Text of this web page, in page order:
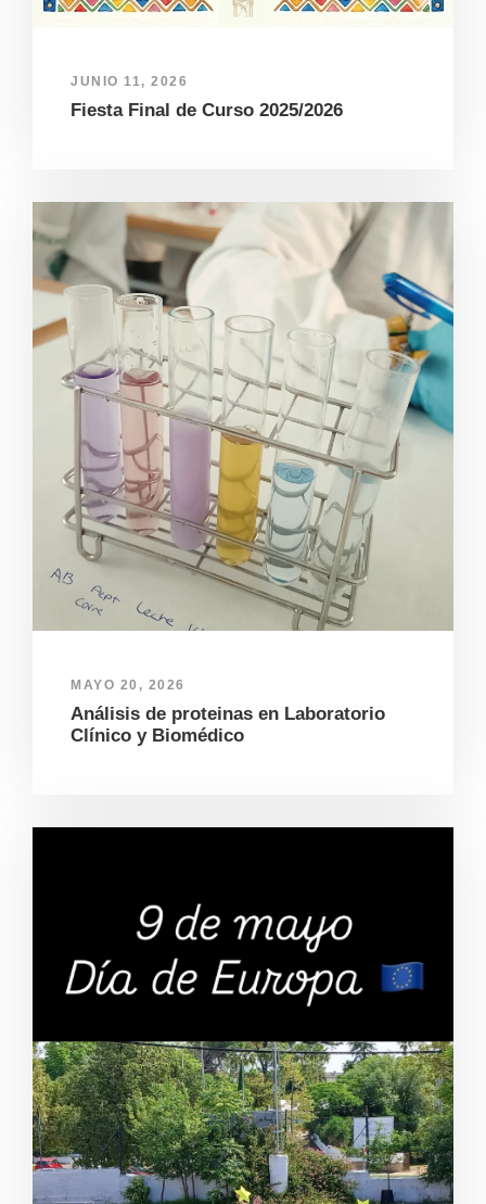
JUNIO 11, 2026
Fiesta Final de Curso 2025/2026
MAYO 20, 2026
Análisis de proteinas en Laboratorio
Clínico y Biomédico